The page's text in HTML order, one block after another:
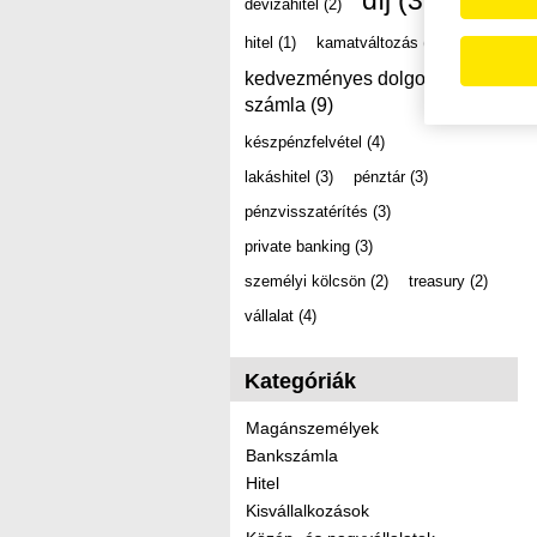
devizahitel (2)
hitel (1) kamatváltozás (2)
kedvezményes dolgozói
számla (9)
készpénzfelvétel (4)
lakáshitel (3) pénztár (3)
pénzvisszatérítés (3)
private banking (3)
személyi kölcsön (2) treasury (2)
vállalat (4)
Kategóriák
Magánszemélyek
Bankszámla
Hitel
Kisvállalkozások